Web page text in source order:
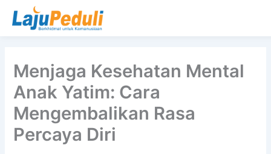
Menjaga Kesehatan Mental
Anak Yatim: Cara
Mengembalikan Rasa
Percaya Diri